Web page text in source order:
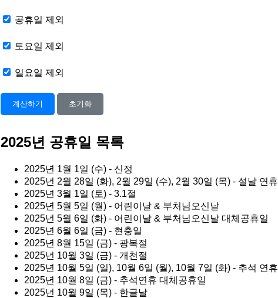
공휴일 제외
토요일 제외
일요일 제외
계산하기 초기화
2025년 공휴일 목록
2025년 1월 1일 (수) - 신정
2025년 2월 28일 (화), 2월 29일 (수), 2월 30일 (목) - 설날 연휴
2025년 3월 1일 (토) - 3.1절
2025년 5월 5일 (월) - 어린이날 & 부처님오신날
2025년 5월 6일 (화) - 어린이날 & 부처님오신날 대체공휴일
2025년 6월 6일 (금) - 현충일
2025년 8월 15일 (금) - 광복절
2025년 10월 3일 (금) - 개천절
2025년 10월 5일 (일), 10월 6일 (월), 10월 7일 (화) - 추석 연휴
2025년 10월 8일 (금) - 추석연휴 대체공휴일
2025년 10월 9일 (목) - 한글날